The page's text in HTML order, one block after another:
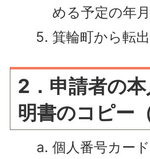
める予定の年月
箕輪町から転
2．申請者の
明書のコピー
個人番号カー